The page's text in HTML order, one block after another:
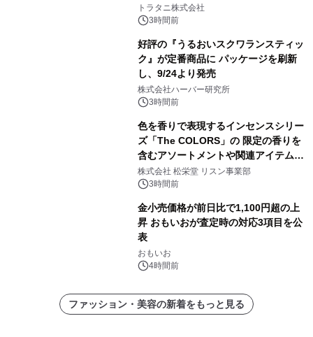
トラタニ株式会社
3時間前
好評の『うるおいスクワランスティッ
ク』が定番商品に パッケージを刷新
し、9/24より発売
株式会社ハーバー研究所
3時間前
色を香りで表現するインセンスシリー
ズ「The COLORS」の 限定の香りを
含むアソートメントや関連アイテムを
8月6日発売
株式会社 松栄堂 リスン事業部
3時間前
金小売価格が前日比で1,100円超の上
昇 おもいおが査定時の対応3項目を公
表
おもいお
4時間前
ファッション・美容の新着をもっと見る